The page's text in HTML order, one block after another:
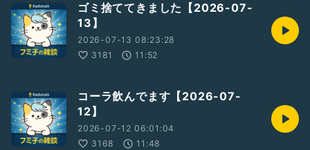
ゴミ捨ててきました【2026-07-
13】
2026-07-13 08:23:28
3181
11:52
コーラ飲んでます【2026-07-
12】
2026-07-12 06:01:04
3168
11:48